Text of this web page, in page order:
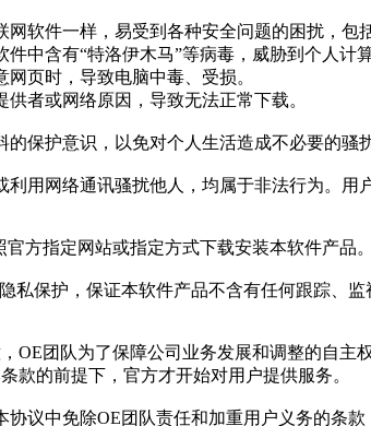
网软件一样，易受到各种安全问题的困扰，包
中含有“特洛伊木马”等病毒，威胁到个人计
页时，导致电脑中毒、受损。
者或网络原因，导致无法正常下载。
的保护意识，以免对个人生活造成不必要的骚扰
利用网络通讯骚扰他人，均属于非法行为。
官方指定网站或指定方式下载安装本软件产
私保护，保证本软件产品不含有任何跟踪、
OE团队为了保障公司业务发展和调整的自
款的前提下，官方才开始对用户提供服务。
协议中免除OE团队责任和加重用户义务的条